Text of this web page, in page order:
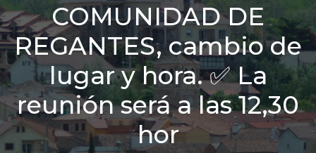
COMUNIDAD DE
REGANTES, cambio de
lugar y hora. ✅ La
reunión será a las 12,30
hor